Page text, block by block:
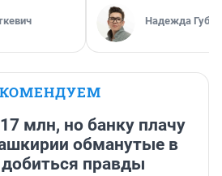
Надежда
млн, но банку плачу
обманутые в
правды